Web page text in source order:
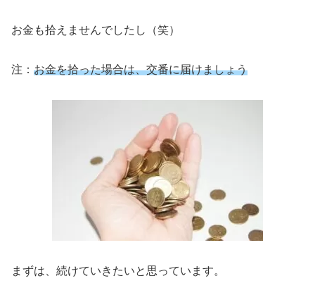
お金も拾えませんでしたし（笑）
注： お金を拾った場合は、交番に届けましょう
まずは、続けていきたいと思っています。